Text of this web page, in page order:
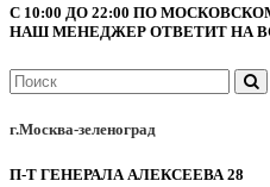
С 10:00 ДО 22:00 ПО
НАШ МЕНЕДЖЕР ОТВЕТИТ НА
г.Москва-зеленоград
П-Т ГЕНЕРАЛА АЛЕКСЕЕВА 28